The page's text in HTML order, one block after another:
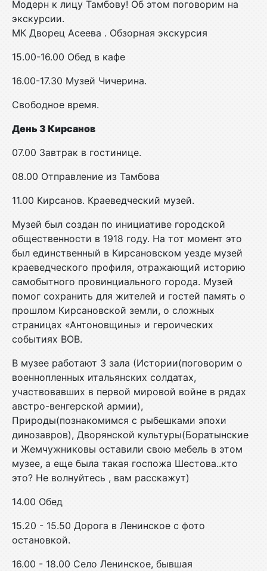
Модерн к лицу Тамбову! Об этом поговорим на
экскурсии.
МК Дворец Асеева . Обзорная экскурсия
15.00-16.00 Обед в кафе
16.00-17.30 Музей Чичерина.
Свободное время.
День 3 Кирсанов
07.00 Завтрак в гостинице.
08.00 Отправление из Тамбова
11.00 Кирсанов. Краеведческий музей.
Музей был создан по инициативе городской
общественности в 1918 году. На тот момент это
был единственный в Кирсановском уезде музей
краеведческого профиля, отражающий историю
самобытного провинциального города. Музей
помог сохранить для жителей и гостей память о
прошлом Кирсановской земли, о сложных
страницах «Антоновщины» и героических
событиях ВОВ.
В музее работают 3 зала (Истории(поговорим о
военнопленных итальянских солдатах,
участвовавших в первой мировой войне в рядах
австро-венгерской армии),
Природы(познакомимся с рыбешками эпохи
динозавров), Дворянской культуры(Боратынские
и Жемчужниковы оставили свою мебель в этом
музее, а еще была такая госпожа Шестова..кто
это? Не волнуйтесь , вам расскажут)
14.00 Обед
15.20 - 15.50 Дорога в Ленинское с фото
остановкой.
16.00 - 18.00 Село Ленинское, бывшая